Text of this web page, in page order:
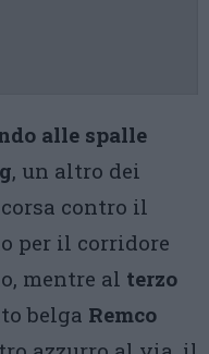
alle spalle
, un altro dei
contro il
per il corridore
mentre al terzo
belga Remco